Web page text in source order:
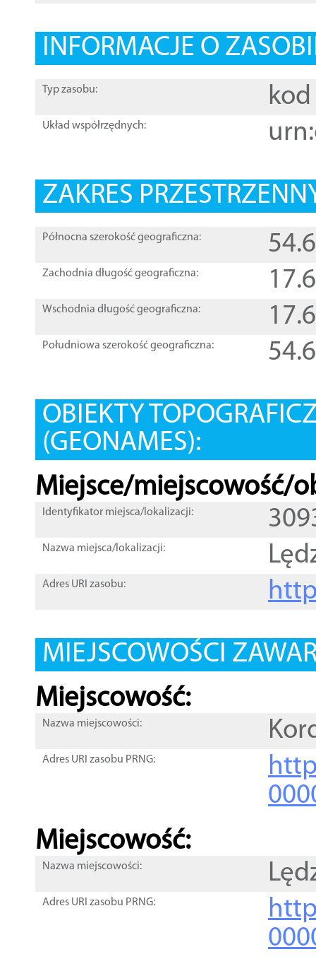
INFORMACJE O
Typ zasobu: kod
Układ współrzędnych:
ZAKRES
Północna szerokość geograficzna:
Zachodnia długość geograficzna:
Wschodnia długość geograficzna:
Południowa szerokość geograficzna:
OBIEKTY
(GEONAMES):
Miejsce/miejscowość/
Identyfikator miejsca/lokalizacji:
Nazwa miejsca/lokalizacji:
Adres URI zasobu:
MIEJSCOWOŚCI
Miejscowość:
Nazwa miejscowości:
Adres URI zasobu PRNG:
Miejscowość:
Nazwa miejscowości:
Adres URI zasobu PRNG: